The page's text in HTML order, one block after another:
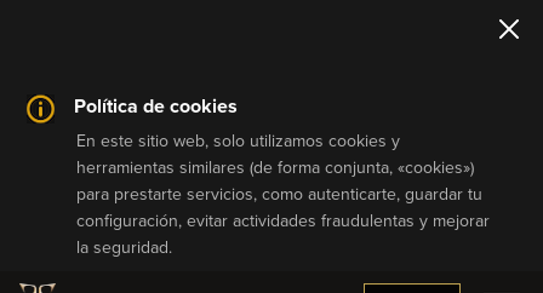
Política de cookies
En este sitio web, solo utilizamos cookies y
herramientas similares (de forma conjunta, «cookies»)
para prestarte servicios, como autenticarte, guardar tu
configuración, evitar actividades fraudulentas y mejorar
la seguridad.